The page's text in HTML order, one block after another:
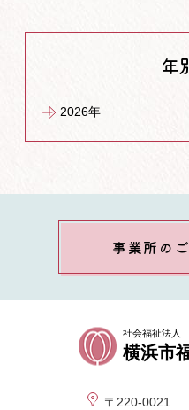
年
2026年
事業所の
社会福祉法人
横浜市
〒220-0021